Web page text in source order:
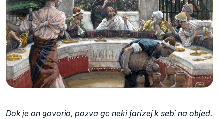
Dok je on govorio, pozva ga neki farizej k sebi na objed.